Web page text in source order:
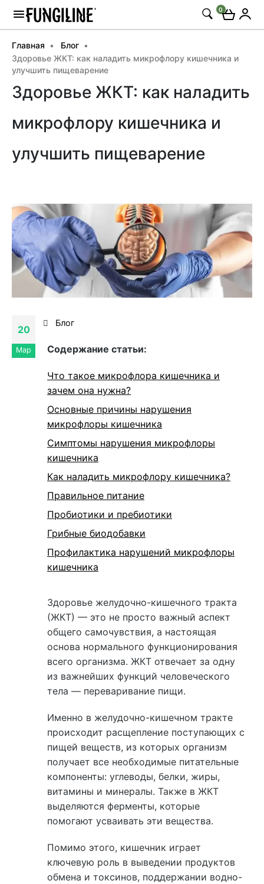
0
Главная
Блог
Здоровье ЖКТ: как наладить микрофлору кишечника и
улучшить пищеварение
Здоровье ЖКТ: как наладить
микрофлору кишечника и
улучшить пищеварение
20
Мар
Блог
Cодержание статьи:
Что такое микрофлора кишечника и
зачем она нужна?
Основные причины нарушения
микрофлоры кишечника
Симптомы нарушения микрофлоры
кишечника
Как наладить микрофлору кишечника?
Правильное питание
Пробиотики и пребиотики
Грибные биодобавки
Профилактика нарушений микрофлоры
кишечника
Здоровье желудочно-кишечного тракта
(ЖКТ) — это не просто важный аспект
общего самочувствия, а настоящая
основа нормального функционирования
всего организма. ЖКТ отвечает за одну
из важнейших функций человеческого
тела — переваривание пищи.
Именно в желудочно-кишечном тракте
происходит расщепление поступающих с
пищей веществ, из которых организм
получает все необходимые питательные
компоненты: углеводы, белки, жиры,
витамины и минералы. Также в ЖКТ
выделяются ферменты, которые
помогают усваивать эти вещества.
Помимо этого, кишечник играет
ключевую роль в выведении продуктов
обмена и токсинов, поддержании водно-